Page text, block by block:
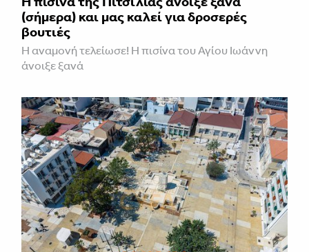
(σήμερα) και μας καλεί για δροσερές
βουτιές
Η αναμονή τελείωσε! Η πισίνα του Αγίου Ιωάννη
άνοιξε ξανά